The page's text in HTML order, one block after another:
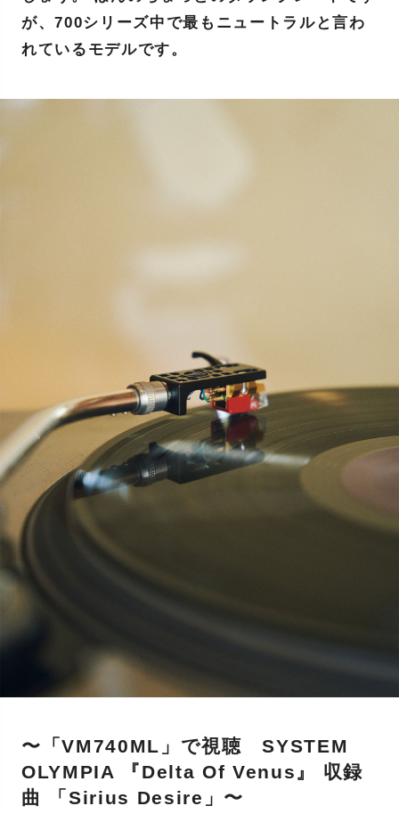
が、700シリーズ中で最もニュートラルと言わ
れているモデルです。
〜「VM740ML」で視聴 SYSTEM
OLYMPIA 『Delta Of Venus』 収録
曲 「Sirius Desire」〜